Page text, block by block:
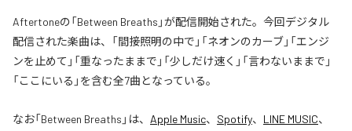
Aftertoneの「Between Breaths」が配信開始された。今回デジタル
配信された楽曲は、「間接照明の中で」「ネオンのカーブ」「エンジ
ンを止めて」「重なったままで」「少しだけ速く」「言わないままで」
「ここにいる」を含む全7曲となっている。
なお「Between Breaths 」は、 Apple Music、 Spotify、 LINE MUSIC、